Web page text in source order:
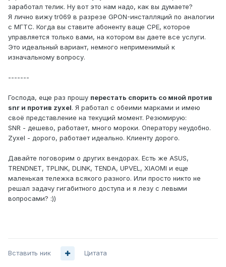
заработал телик. Ну вот это нам надо, как вы думаете?
Я лично вижу tr069 в разрезе GPON-инсталляций по аналогии
с МГТС. Когда вы ставите абоненту ваще CPE, которое
управляется только вами, на котором вы даете все услуги.
Это идеальный вариант, немного неприменимый к
изначальному вопросу.
-------
Господа, еще раз прошу перестать спорить со мной против
snr и против zyxel. Я работал с обеими марками и имею
своё представление на текущий момент. Резюмирую:
SNR - дешево, работает, много мороки. Оператору неудобно.
Zyxel - дорого, работает идеально. Клиенту дорого.
Давайте поговорим о других вендорах. Есть же ASUS,
TRENDNET, TPLINK, DLINK, TENDA, UPVEL, XIAOMI и еще
маленькая тележка всякого разного. Или просто никто не
решал задачу гигабитного доступа и я лезу с левыми
вопросами? :))
Вставить ник Цитата